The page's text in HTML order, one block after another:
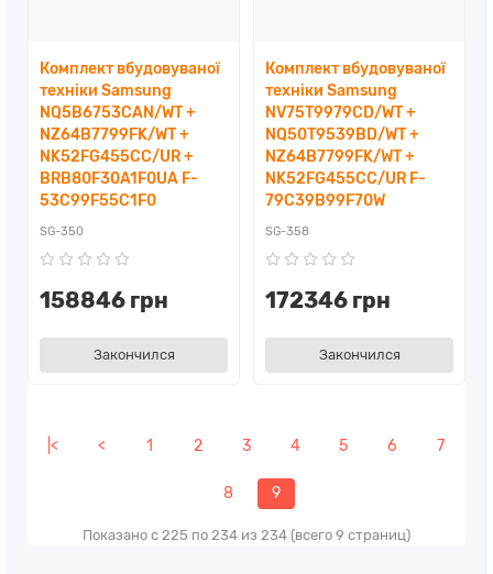
Комплект вбудовуваної
техніки Samsung
NQ5B6753CAN/WT +
NZ64B7799FK/WT +
NK52FG455CC/UR +
BRB80F30A1F0UA F-
53C99F55C1F0
SG-350
158846 грн
Закончился
Комплект вбудовуваної
техніки Samsung
NV75T9979CD/WT +
NQ50T9539BD/WT +
NZ64B7799FK/WT +
NK52FG455CC/UR F-
79C39B99F70W
SG-358
172346 грн
Закончился
|< < 1 2 3 4 5 6 7
8 9
Показано с 225 по 234 из 234 (всего 9 страниц)